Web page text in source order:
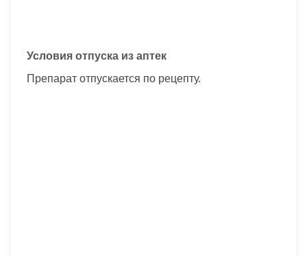
Условия отпуска из аптек
Препарат отпускается по рецепту.